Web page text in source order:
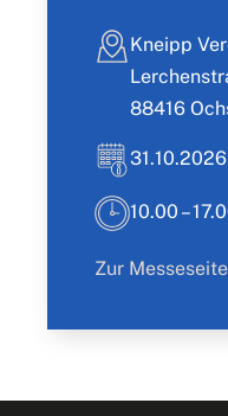
Kneipp
88416
31.10.2026
10.00 –
Zur Messeseite